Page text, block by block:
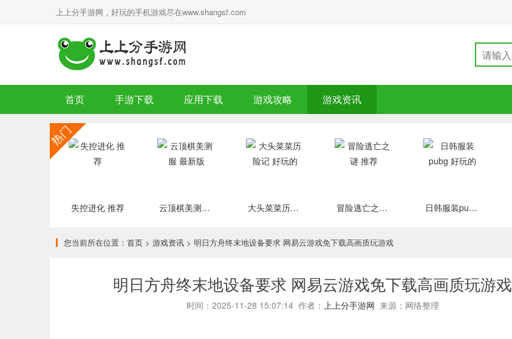
上上分手游网，好玩的手机游戏尽在www.shangsf.com
首页 手游下载 应用下载 游戏攻略 游戏资讯
失控进化 推荐 云顶棋美测服 最新版 大头菜菜历险记 好玩的 冒险逃亡之谜 推荐 日韩服装pubg 好玩的
您当前所在位置： 首页 > 游戏资讯 > 明日方舟终末地设备要求 网易云游戏免下载高画质玩游戏
明日方舟终末地设备要求 网易云游戏免下载高画质玩游戏
时间：2025-11-28 15:07:14 作者： 上上分手游网 来源：网络整理